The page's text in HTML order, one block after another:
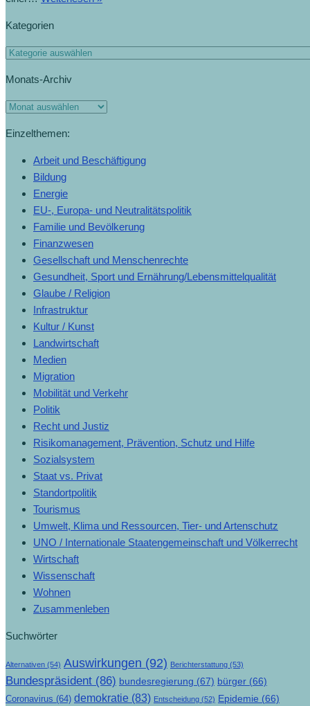
Teilzeitkräfte
Kategorien
Kategorien
Monats-Archiv
Monats-
Einzelthemen:
Arbeit und Beschäftigung
Bildung
Energie
EU-, Europa- und Neutralitätspolitik
Familie und Bevölkerung
Finanzwesen
Gesellschaft und Menschenrechte
Gesundheit, Sport und Ernährung/Lebensmittelqualität
Glaube / Religion
Infrastruktur
Kultur / Kunst
Landwirtschaft
Medien
Migration
Mobilität und Verkehr
Politik
Recht und Justiz
Risikomanagement, Prävention, Schutz und Hilfe
Sozialsystem
Staat vs. Privat
Standortpolitik
Tourismus
Umwelt, Klima und Ressourcen, Tier- und Artenschutz
UNO / Internationale Staatengemeinschaft und Völkerrecht
Wirtschaft
Wissenschaft
Wohnen
Zusammenleben
Suchwörter
Alternativen (54) Auswirkungen (92) Berichterstattung (53)
Bundespräsident (86) bundesregierung (67) bürger (66)
Coronavirus (64) demokratie (83) Entscheidung (52) Epidemie (66)